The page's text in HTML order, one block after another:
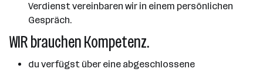
Verdienst vereinbaren wir in einem persönlichen
Gespräch.
WIR brauchen Kompetenz.
du verfügst über eine abgeschlossene